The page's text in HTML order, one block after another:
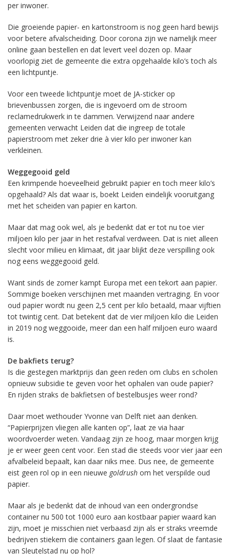
per inwoner.
Die groeiende papier- en kartonstroom is nog geen hard bewijs
voor betere afvalscheiding. Door corona zijn we namelijk meer
online gaan bestellen en dat levert veel dozen op. Maar
voorlopig ziet de gemeente die extra opgehaalde kilo’s toch als
een lichtpuntje.
Voor een tweede lichtpuntje moet de JA-sticker op
brievenbussen zorgen, die is ingevoerd om de stroom
reclamedrukwerk in te dammen. Verwijzend naar andere
gemeenten verwacht Leiden dat die ingreep de totale
papierstroom met zeker drie à vier kilo per inwoner kan
verkleinen.
Weggegooid geld
Een krimpende hoeveelheid gebruikt papier en toch meer kilo’s
opgehaald? Als dat waar is, boekt Leiden eindelijk vooruitgang
met het scheiden van papier en karton.
Maar dat mag ook wel, als je bedenkt dat er tot nu toe vier
miljoen kilo per jaar in het restafval verdween. Dat is niet alleen
slecht voor milieu en klimaat, dit jaar blijkt deze verspilling ook
nog eens weggegooid geld.
Want sinds de zomer kampt Europa met een tekort aan papier.
Sommige boeken verschijnen met maanden vertraging. En voor
oud papier wordt nu geen 2,5 cent per kilo betaald, maar vijftien
tot twintig cent. Dat betekent dat de vier miljoen kilo die Leiden
in 2019 nog weggooide, meer dan een half miljoen euro waard
is.
De bakfiets terug?
Is die gestegen marktprijs dan geen reden om clubs en scholen
opnieuw subsidie te geven voor het ophalen van oude papier?
En rijden straks de bakfietsen of bestelbusjes weer rond?
Daar moet wethouder Yvonne van Delft niet aan denken.
“Papierprijzen vliegen alle kanten op”, laat ze via haar
woordvoerder weten. Vandaag zijn ze hoog, maar morgen krijg
je er weer geen cent voor. Een stad die steeds voor vier jaar een
afvalbeleid bepaalt, kan daar niks mee. Dus nee, de gemeente
eist geen rol op in een nieuwe goldrush om het verspilde oud
papier.
Maar als je bedenkt dat de inhoud van een ondergrondse
container nu 500 tot 1000 euro aan kostbaar papier waard kan
zijn, moet je misschien niet verbaasd zijn als er straks vreemde
bedrijven stiekem die containers gaan legen. Of slaat de fantasie
van Sleutelstad nu op hol?